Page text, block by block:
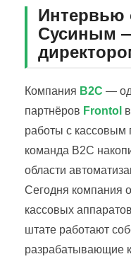
Интервью
Сусиным
Компания B2C —
партнёров Frontol
работы с
команда B2C
области
Сегодня компания
кассовых
штате работают
разрабатывающие